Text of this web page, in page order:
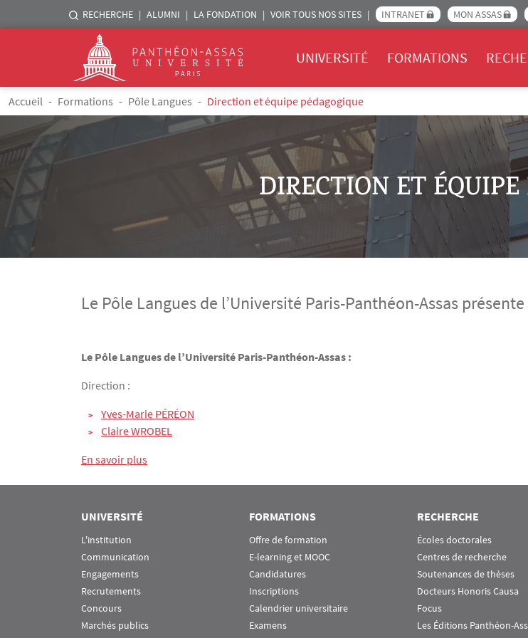
Aller au contenu principal
Menu liste sites Assas
RECHERCHE ALUMNI LA FONDATION VOIR TOUS NOS SITES INTRANET MON ASSAS
Logo
UNIVERSITÉ FORMATIONS
Fil d'Ariane
Accueil Formations Pôle Langues Direction et équipe pédagogique
DIRECTION ET
Le Pôle Langues de l’Université Paris-Panthéon-Assas
Texte
Le Pôle Langues de l’Université Paris-Panthéon-Assas :
Direction :
Yves-Marie PÉRÉON
Claire WROBEL
En savoir plus
UNIVERSITÉ
L'institution
Communication
Engagements
Recrutements
Concours
Marchés publics
FORMATIONS
Offre de formation
E-learning et MOOC
Candidatures
Inscriptions
Calendrier universitaire
Examens
RECHERCHE
Écoles doctorales
Centres de recherche
Soutenances de thèses
Docteurs Honoris Causa
Focus
Les Éditions Panthéon-